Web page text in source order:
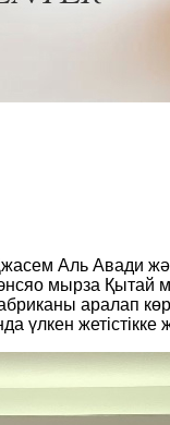
Аль Авади
мырза Қытай
аралап
жетістікке